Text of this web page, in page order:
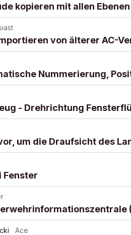
kopieren mit allen
von älterer AC-
Nummerierung,
- Drehrichtung
um die Draufsicht des
Fenster
Ace